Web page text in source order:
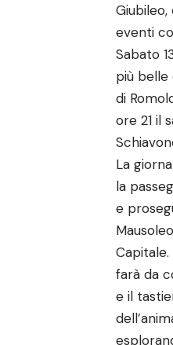
eventi
Sabato
più belle
di
ore 21 il
La
la
e
farà da
e il